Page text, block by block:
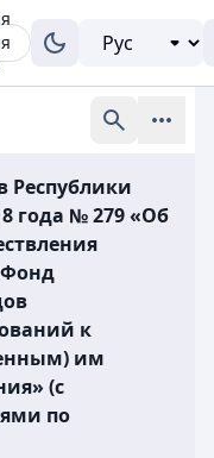
Республики
года № 279 «Об
к
им
(с
по